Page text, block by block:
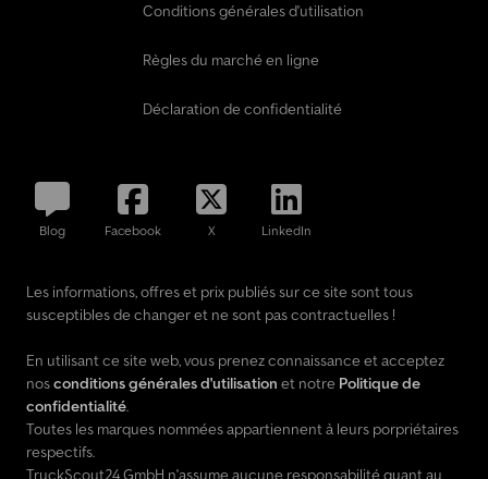
Conditions générales d'utilisation
Règles du marché en ligne
Déclaration de confidentialité
Blog Facebook X LinkedIn
Les informations, offres et prix publiés sur ce site sont tous
susceptibles de changer et ne sont pas contractuelles !
En utilisant ce site web, vous prenez connaissance et acceptez
nosconditions générales d'utilisation et notre Politique de
confidentialité.
Toutes les marques nommées appartiennent à leurs porpriétaires
respectifs.
TruckScout24 GmbH n'assume aucune responsabilité quant au